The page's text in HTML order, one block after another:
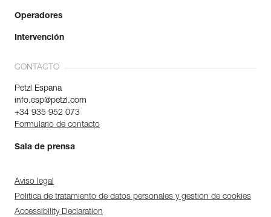
Operadores
Intervención
CONTACTO
Petzl Espana
info.esp@petzl.com
+34 935 952 073
Formulario de contacto
Sala de prensa
Aviso legal
Política de tratamiento de datos personales y gestión de cookies
Accessibility Declaration